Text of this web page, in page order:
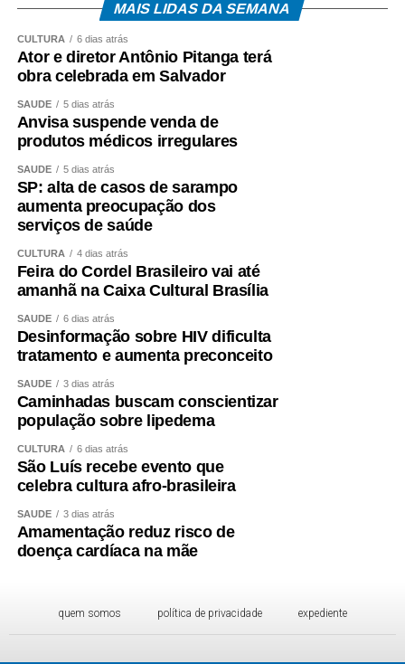
• Telefone 158 (Ministério do Trabalho);
• Aplicativos Caixa Tem e Benefícios Sociais Caixa;
• Atendimento Caixa ao Cidadão: 0800-726-0207.
A expectativa é que, em 2026, cerca de 22,2 milhões
de trabalhadores recebam o abono salarial.
COMENTE ABAIXO:
WhatsApp
Facebook
MAIS LIDAS DA SEMANA
CULTURA 6 dias atrás
Ator e diretor Antônio Pitanga terá
obra celebrada em Salvador
SAÚDE 5 dias atrás
Anvisa suspende venda de
produtos médicos irregulares
SAÚDE 5 dias atrás
SP: alta de casos de sarampo
aumenta preocupação dos
serviços de saúde
CULTURA 4 dias atrás
Feira do Cordel Brasileiro vai até
amanhã na Caixa Cultural Brasília
SAÚDE 6 dias atrás
Desinformação sobre HIV dificulta
tratamento e aumenta preconceito
SAÚDE 3 dias atrás
Caminhadas buscam conscientizar
população sobre lipedema
CULTURA 6 dias atrás
São Luís recebe evento que
celebra cultura afro-brasileira
SAÚDE 3 dias atrás
Amamentação reduz risco de
doença cardíaca na mãe
quem somos política de privacidade expediente